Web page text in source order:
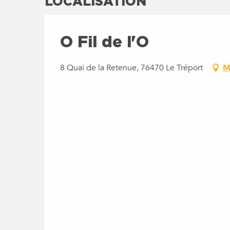
O Fil de l'O
8 Quai de la Retenue, 76470 Le Tréport